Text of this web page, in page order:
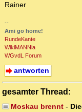
Rainer
--
Ami go home!
RundeKante
WikiMANNia
WGvdL Forum
antworten
gesamter Thread:
Moskau brennt-